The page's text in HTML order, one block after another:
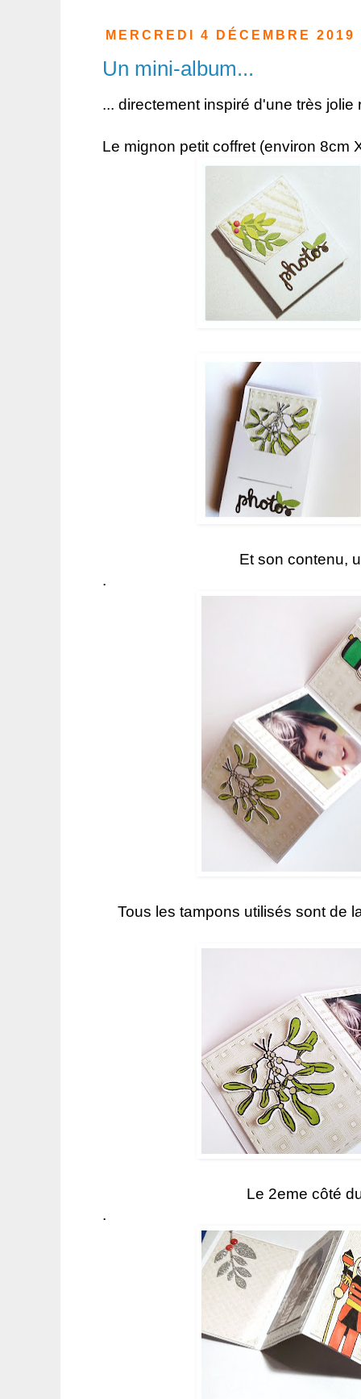
MERCREDI 4 DÉCEMBRE 2019
Un mini-album...
... directement inspiré d'une très jolie
Le mignon petit coffret (environ 8cm
Et son contenu,
.
Tous les tampons utilisés sont de
Le 2eme côté
.